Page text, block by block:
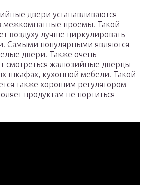
двери устанавливаются
межкомнатные проемы. Такой
воздуху лучше циркулировать
Самыми популярными являются
двери. Также очень
смотреться жалюзийные дверцы
шкафах, кухонной мебели. Такой
также хорошим регулятором
продуктам не портиться